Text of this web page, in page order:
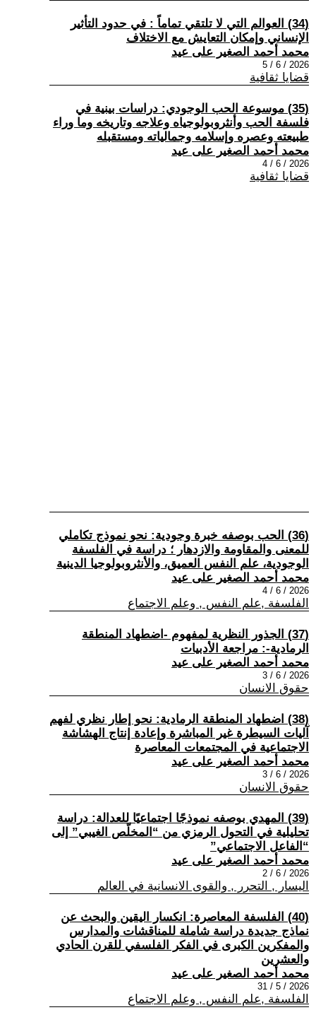
(34) العوالم التي لا تلتقي تماماً : في حدود التأثير
الإنساني وإمكان التعايش مع الاختلاف
محمد أحمد الصغير على عيد
2026 / 6 / 5
قضايا ثقافية
(35) موسوعة الحب الوجودي: دراسات بينية في
فلسفة الحب وأنثروبولوجياه وعلاجه وتاريخه وما وراء
طبيعته وعصره وإسلامه وجمالياته ومستقبله
محمد أحمد الصغير على عيد
2026 / 6 / 4
قضايا ثقافية
(36) الحب بوصفه خبرة وجودية: نحو نموذج تكاملي
للمعنى والمقاومة والازدهار ؛ دراسة في الفلسفة
الوجودية، علم النفس العميق، والأنثروبولوجيا الدينية
محمد أحمد الصغير على عيد
2026 / 6 / 4
الفلسفة ,علم النفس , وعلم الاجتماع
(37) الجذور النظرية لمفهوم -اضطهاد المنطقة
الرمادية-: مراجعة الأدبيات
محمد أحمد الصغير على عيد
2026 / 6 / 3
حقوق الانسان
(38) اضطهاد المنطقة الرمادية: نحو إطار نظري لفهم
آليات السيطرة غير المباشرة وإعادة إنتاج الهشاشة
الاجتماعية في المجتمعات المعاصرة
محمد أحمد الصغير على عيد
2026 / 6 / 3
حقوق الانسان
(39) المهدي بوصفه نموذجًا اجتماعيًا للعدالة: دراسة
تحليلية في التحول الرمزي من “المخلّص الغيبي” إلى
“الفاعل الاجتماعي”
محمد أحمد الصغير على عيد
2026 / 6 / 2
اليسار , التحرر , والقوى الانسانية في العالم
(40) الفلسفة المعاصرة: انكسار اليقين والبحث عن
نماذج جديدة دراسة شاملة للمناقشات والمدارس
والمفكرين الكبرى في الفكر الفلسفي للقرن الحادي
والعشرين
محمد أحمد الصغير على عيد
2026 / 5 / 31
الفلسفة ,علم النفس , وعلم الاجتماع